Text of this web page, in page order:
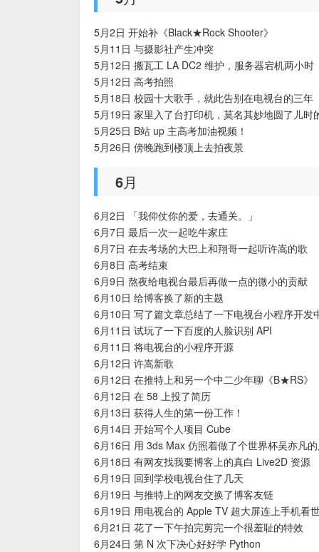
5月2日 开始补《Black★Rock Shooter》
5月11日 与摄影社产生冲突
5月12日 搬瓦工 LA DC2 维护，服务器宕机两小时
5月12日 高考拍照
5月18日 校园十大歌手，就此告别在电视台的三年
5月19日 家里入了台打印机，莫名其妙地圆了儿时
5月25日 B站 up 主高考加油视频！
5月26日 傍晚跑到楼顶上去拍夜景
6月
6月2日 「我仰仗你的爱，去通关。」
6月7日 最后一次一起吃牛家庄
6月7日 在去考场的大巴上和翔哥一起听许嵩的歌
6月8日 高考结束
6月9日 熬夜给电视台最后再做一点的微小的贡献
6月10日 给博客换了新的主题
6月10日 写了篇文章总结了一下电视台小程序开发
6月11日 试玩了一下百度的人脸识别 API
6月11日 将电视台的小程序开源
6月12日 许嵩新歌
6月12日 在推特上和另一个中二少年聊《B★RS》
6月12日 在 58 上投了简历
6月13日 获得人生的第一份工作！
6月14日 开始写个人项目 Cube
6月16日 用 3ds Max 仿照着做了个世界杯吴亦凡
6月18日 有网友找我要博客上的真白 Live2D 资源
6月19日 回到学校电视台住了几天
6月19日 与推特上的网友交换了博客友链
6月19日 用电视台的 Apple TV 超大屏连上手机看
6月21日 花了一下午拍完剪完一个很羞耻的特效
6月24日 第 N 次下决心好好学 Python